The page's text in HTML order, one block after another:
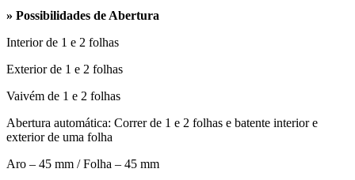
» Possibilidades de Abertura
Interior de 1 e 2 folhas
Exterior de 1 e 2 folhas
Vaivém de 1 e 2 folhas
Abertura automática: Correr de 1 e 2 folhas e batente interior e
exterior de uma folha
Aro – 45 mm / Folha – 45 mm